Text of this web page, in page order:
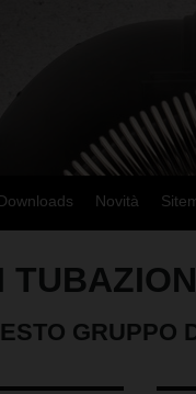
Novità
GRUPPO